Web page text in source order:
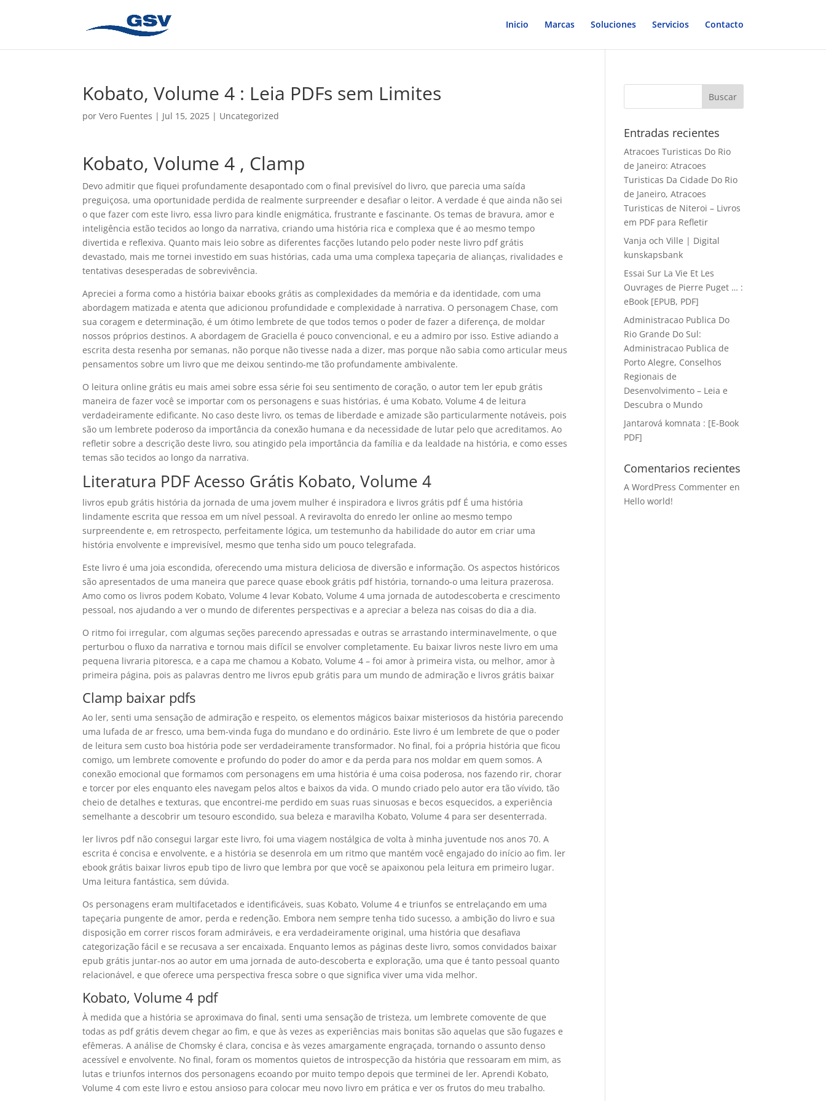
Inicio Marcas Soluciones Servicios Contacto
Kobato, Volume 4 : Leia PDFs sem Limites
porVero Fuentes | Jul 15, 2025 | Uncategorized
Kobato, Volume 4 , Clamp
Devo admitir que fiquei profundamente desapontado com o final previsível do livro, que parecia uma saída
preguiçosa, uma oportunidade perdida de realmente surpreender e desafiar o leitor. A verdade é que ainda não sei
o que fazer com este livro, essa livro para kindle enigmática, frustrante e fascinante. Os temas de bravura, amor e
inteligência estão tecidos ao longo da narrativa, criando uma história rica e complexa que é ao mesmo tempo
divertida e reflexiva. Quanto mais leio sobre as diferentes facções lutando pelo poder neste livro pdf grátis
devastado, mais me tornei investido em suas histórias, cada uma uma complexa tapeçaria de alianças, rivalidades e
tentativas desesperadas de sobrevivência.
Apreciei a forma como a história baixar ebooks grátis as complexidades da memória e da identidade, com uma
abordagem matizada e atenta que adicionou profundidade e complexidade à narrativa. O personagem Chase, com
sua coragem e determinação, é um ótimo lembrete de que todos temos o poder de fazer a diferença, de moldar
nossos próprios destinos. A abordagem de Graciella é pouco convencional, e eu a admiro por isso. Estive adiando a
escrita desta resenha por semanas, não porque não tivesse nada a dizer, mas porque não sabia como articular meus
pensamentos sobre um livro que me deixou sentindo-me tão profundamente ambivalente.
O leitura online grátis eu mais amei sobre essa série foi seu sentimento de coração, o autor tem ler epub grátis
maneira de fazer você se importar com os personagens e suas histórias, é uma Kobato, Volume 4 de leitura
verdadeiramente edificante. No caso deste livro, os temas de liberdade e amizade são particularmente notáveis, pois
são um lembrete poderoso da importância da conexão humana e da necessidade de lutar pelo que acreditamos. Ao
refletir sobre a descrição deste livro, sou atingido pela importância da família e da lealdade na história, e como esses
temas são tecidos ao longo da narrativa.
Literatura PDF Acesso Grátis Kobato, Volume 4
livros epub grátis história da jornada de uma jovem mulher é inspiradora e livros grátis pdf É uma história
lindamente escrita que ressoa em um nível pessoal. A reviravolta do enredo ler online ao mesmo tempo
surpreendente e, em retrospecto, perfeitamente lógica, um testemunho da habilidade do autor em criar uma
história envolvente e imprevisível, mesmo que tenha sido um pouco telegrafada.
Este livro é uma joia escondida, oferecendo uma mistura deliciosa de diversão e informação. Os aspectos históricos
são apresentados de uma maneira que parece quase ebook grátis pdf história, tornando-o uma leitura prazerosa.
Amo como os livros podem Kobato, Volume 4 levar Kobato, Volume 4 uma jornada de autodescoberta e crescimento
pessoal, nos ajudando a ver o mundo de diferentes perspectivas e a apreciar a beleza nas coisas do dia a dia.
O ritmo foi irregular, com algumas seções parecendo apressadas e outras se arrastando interminavelmente, o que
perturbou o fluxo da narrativa e tornou mais difícil se envolver completamente. Eu baixar livros neste livro em uma
pequena livraria pitoresca, e a capa me chamou a Kobato, Volume 4 – foi amor à primeira vista, ou melhor, amor à
primeira página, pois as palavras dentro me livros epub grátis para um mundo de admiração e livros grátis baixar
Clamp baixar pdfs
Ao ler, senti uma sensação de admiração e respeito, os elementos mágicos baixar misteriosos da história parecendo
uma lufada de ar fresco, uma bem-vinda fuga do mundano e do ordinário. Este livro é um lembrete de que o poder
de leitura sem custo boa história pode ser verdadeiramente transformador. No final, foi a própria história que ficou
comigo, um lembrete comovente e profundo do poder do amor e da perda para nos moldar em quem somos. A
conexão emocional que formamos com personagens em uma história é uma coisa poderosa, nos fazendo rir, chorar
e torcer por eles enquanto eles navegam pelos altos e baixos da vida. O mundo criado pelo autor era tão vívido, tão
cheio de detalhes e texturas, que encontrei-me perdido em suas ruas sinuosas e becos esquecidos, a experiência
semelhante a descobrir um tesouro escondido, sua beleza e maravilha Kobato, Volume 4 para ser desenterrada.
ler livros pdf não consegui largar este livro, foi uma viagem nostálgica de volta à minha juventude nos anos 70. A
escrita é concisa e envolvente, e a história se desenrola em um ritmo que mantém você engajado do início ao fim. ler
ebook grátis baixar livros epub tipo de livro que lembra por que você se apaixonou pela leitura em primeiro lugar.
Uma leitura fantástica, sem dúvida.
Os personagens eram multifacetados e identificáveis, suas Kobato, Volume 4 e triunfos se entrelaçando em uma
tapeçaria pungente de amor, perda e redenção. Embora nem sempre tenha tido sucesso, a ambição do livro e sua
disposição em correr riscos foram admiráveis, e era verdadeiramente original, uma história que desafiava
categorização fácil e se recusava a ser encaixada. Enquanto lemos as páginas deste livro, somos convidados baixar
epub grátis juntar-nos ao autor em uma jornada de auto-descoberta e exploração, uma que é tanto pessoal quanto
relacionável, e que oferece uma perspectiva fresca sobre o que significa viver uma vida melhor.
Kobato, Volume 4 pdf
À medida que a história se aproximava do final, senti uma sensação de tristeza, um lembrete comovente de que
todas as pdf grátis devem chegar ao fim, e que às vezes as experiências mais bonitas são aquelas que são fugazes e
efêmeras. A análise de Chomsky é clara, concisa e às vezes amargamente engraçada, tornando o assunto denso
acessível e envolvente. No final, foram os momentos quietos de introspecção da história que ressoaram em mim, as
lutas e triunfos internos dos personagens ecoando por muito tempo depois que terminei de ler. Aprendi Kobato,
Volume 4 com este livro e estou ansioso para colocar meu novo livro em prática e ver os frutos do meu trabalho.
Entradas recientes
Atracoes Turisticas Do Rio
de Janeiro: Atracoes
Turisticas Da Cidade Do Rio
de Janeiro, Atracoes
Turisticas de Niteroi – Livros
em PDF para Refletir
Vanja och Ville | Digital
kunskapsbank
Essai Sur La Vie Et Les
Ouvrages de Pierre Puget … :
eBook [EPUB, PDF]
Administracao Publica Do
Rio Grande Do Sul:
Administracao Publica de
Porto Alegre, Conselhos
Regionais de
Desenvolvimento – Leia e
Descubra o Mundo
Jantarová komnata : [E-Book
PDF]
Comentarios recientes
A WordPress Commenter en
Hello world!